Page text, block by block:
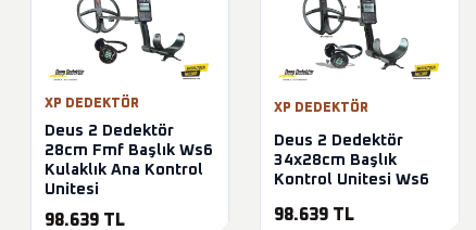
XP DEDEKTÖR
Deus 2 Dedektör
28cm Fmf Başlık Ws6
Kulaklık Ana Kontrol
Unitesi
98.639 TL
XP DEDEKTÖR
Deus 2 Dedektör
34x28cm Başlık
Kontrol Unitesi Ws6
98.639 TL